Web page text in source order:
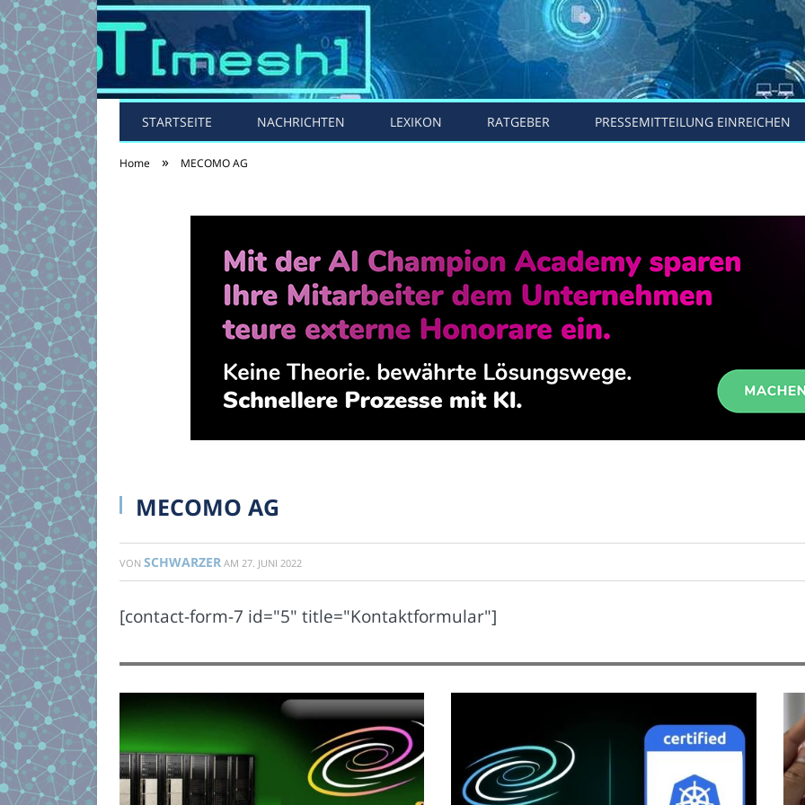
STARTSEITE NACHRICHTEN LEXIKON RATGEBER PRESSEMITTEILUNG EINREICHEN
Home » MECOMO AG
MECOMO AG
VON SCHWARZER AM 27. JUNI 2022
[contact-form-7 id="5" title="Kontaktformular"]